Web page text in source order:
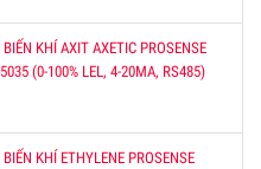
KHÍ AXIT AXETIC PROSENSE
(0-100% LEL, 4-20MA, RS485)
KHÍ ETHYLENE PROSENSE